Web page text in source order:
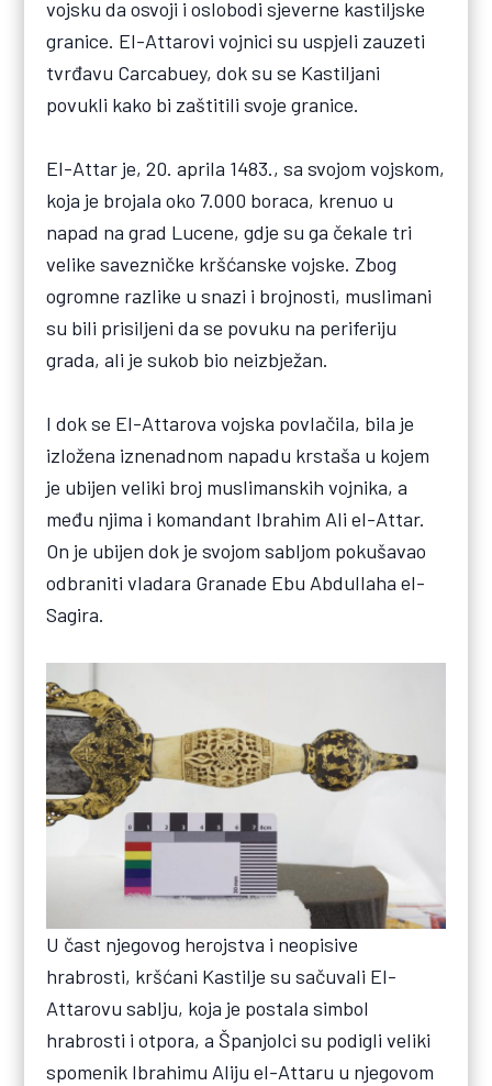
vojsku da osvoji i oslobodi sjeverne kastiljske
granice. El-Attarovi vojnici su uspjeli zauzeti
tvrđavu Carcabuey, dok su se Kastiljani
povukli kako bi zaštitili svoje granice.
El-Attar je, 20. aprila 1483., sa svojom vojskom,
koja je brojala oko 7.000 boraca, krenuo u
napad na grad Lucene, gdje su ga čekale tri
velike savezničke kršćanske vojske. Zbog
ogromne razlike u snazi i brojnosti, muslimani
su bili prisiljeni da se povuku na periferiju
grada, ali je sukob bio neizbježan.
I dok se El-Attarova vojska povlačila, bila je
izložena iznenadnom napadu krstaša u kojem
je ubijen veliki broj muslimanskih vojnika, a
među njima i komandant Ibrahim Ali el-Attar.
On je ubijen dok je svojom sabljom pokušavao
odbraniti vladara Granade Ebu Abdullaha el-
Sagira.
U čast njegovog herojstva i neopisive
hrabrosti, kršćani Kastilje su sačuvali El-
Attarovu sablju, koja je postala simbol
hrabrosti i otpora, a Španjolci su podigli veliki
spomenik Ibrahimu Aliju el-Attaru u njegovom